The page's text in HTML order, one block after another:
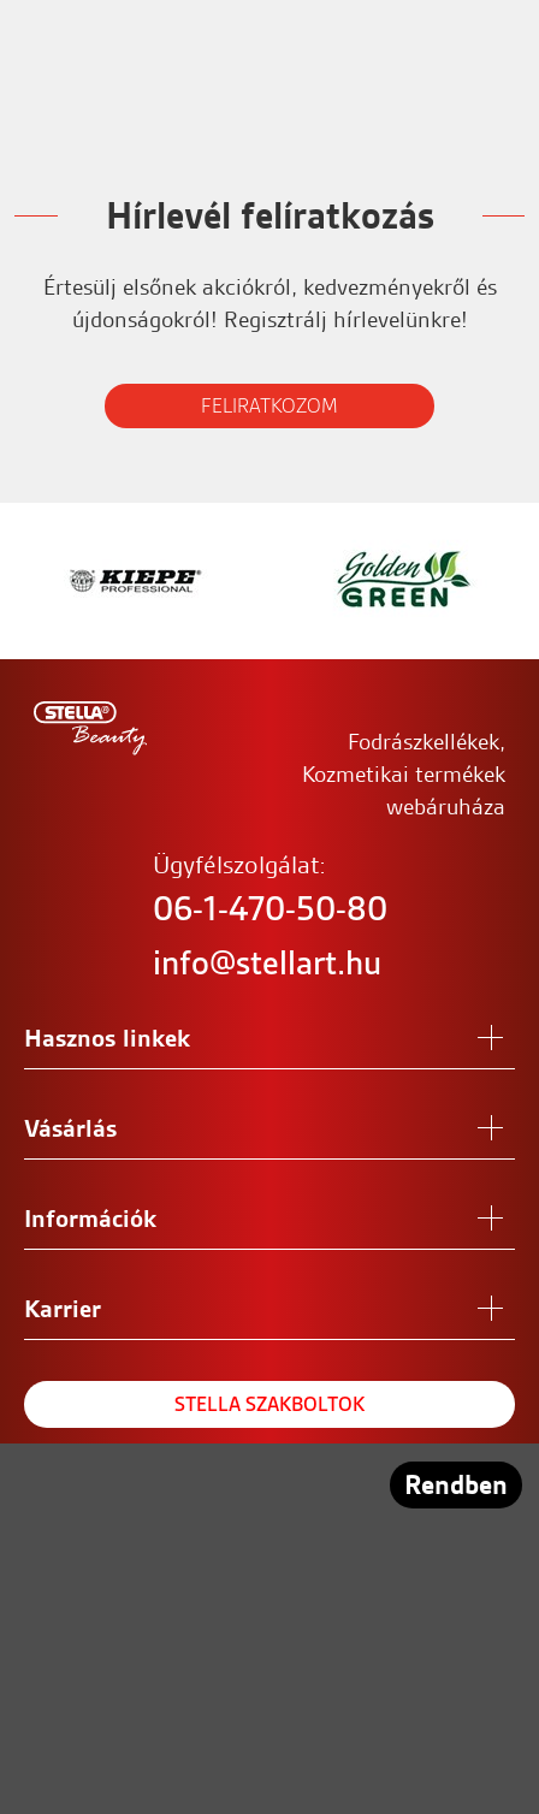
Hírlevél felíratkozás
Értesülj elsőnek akciókról, kedvezményekről és
újdonságokról! Regisztrálj hírlevelünkre!
FELIRATKOZOM
Fodrászkellékek,
Kozmetikai termékek
webáruháza
Ügyfélszolgálat:
06-1-470-50-80
info@stellart.hu
Hasznos linkek
Vásárlás
Információk
Karrier
STELLA SZAKBOLTOK
Rendben